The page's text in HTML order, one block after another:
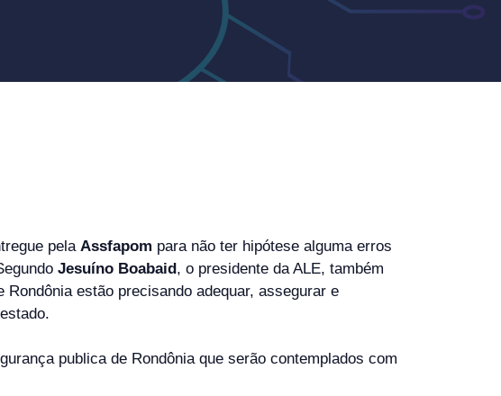
pela Assfapom para não ter hipótese alguma erros
Jesuíno Boabaid, o presidente da ALE, também
estão precisando adequar, assegurar e
publica de Rondônia que serão contemplados com